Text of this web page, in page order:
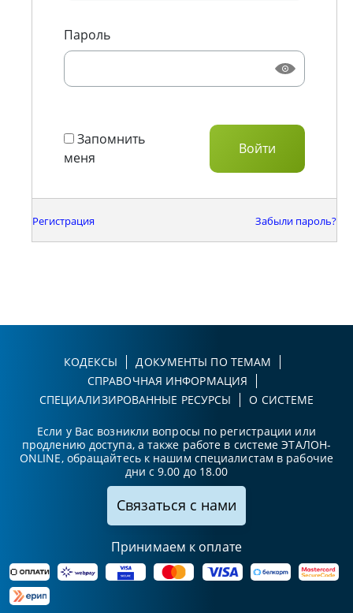
Пароль
Запомнить
меня
Регистрация Забыли пароль?
КОДЕКСЫ
ДОКУМЕНТЫ ПО ТЕМАМ
СПРАВОЧНАЯ ИНФОРМАЦИЯ
СПЕЦИАЛИЗИРОВАННЫЕ РЕСУРСЫ
О СИСТЕМЕ
Если у Вас возникли вопросы по регистрации или
продлению доступа, а также работе в системе ЭТАЛОН-
ONLINE, обращайтесь к нашим специалистам в рабочие
дни с 9.00 до 18.00
Связаться с нами
Принимаем к оплате